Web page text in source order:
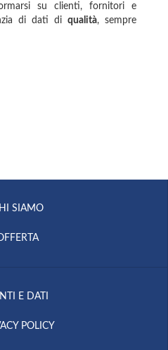
su clienti, fornitori e
di dati di qualità, sempre
SIAMO
E DATI
POLICY